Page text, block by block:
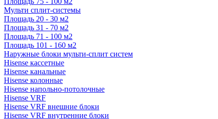
Мульти сплит-системы
Площадь 20 - 30 м2
Площадь 31 - 70 м2
Площадь 71 - 100 м2
Площадь 101 - 160 м2
Наружные блоки мульти-сплит систем
Hisense кассетные
Hisense канальные
Hisense колонные
Hisense напольно-потолочные
Hisense VRF
Hisense VRF внешние блоки
Hisense VRF внутренние блоки